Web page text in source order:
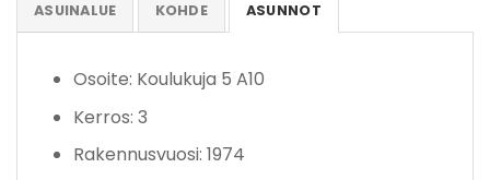
ASUINALUE KOHDE ASUNNOT
Osoite: Koulukuja 5 A10
Kerros: 3
Rakennusvuosi: 1974